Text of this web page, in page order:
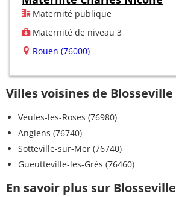
Maternité publique
Maternité de niveau 3
Rouen (76000)
Villes voisines de Blosseville
Veules-les-Roses (76980)
Angiens (76740)
Sotteville-sur-Mer (76740)
Gueutteville-les-Grès (76460)
En savoir plus sur Blosseville